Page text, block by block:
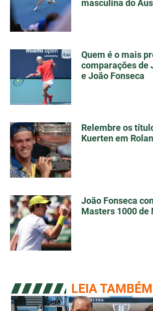
masculina do
Quem é o mais
comparações de
e João Fonseca
Relembre os
Kuerten em
João Fonseca
Masters 1000 de
LEIA